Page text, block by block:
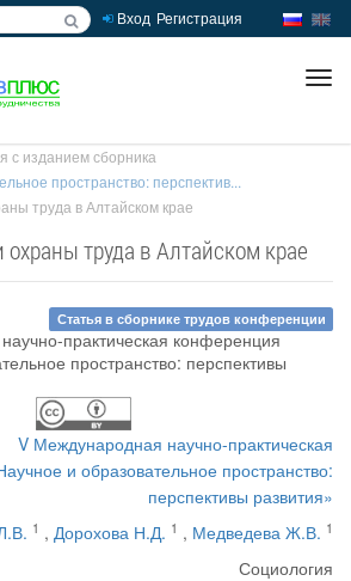
Вход Регистрация
с изданием сборника
пространство: перспектив...
труда в Алтайском крае
труда в Алтайском крае
Статья в сборнике трудов конференции
V Международная научно-практическая
и образовательное пространство:
перспективы развития»
1 , Дорохова Н.Д. 1 , Медведева Ж.В. 1
Социология